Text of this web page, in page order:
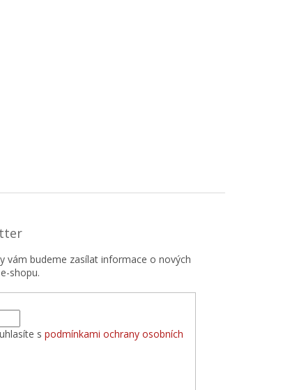
vám budeme zasílat informace o nových
shopu.
spodmínkami ochrany osobních